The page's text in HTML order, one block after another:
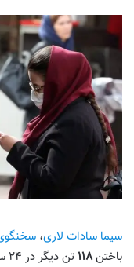
سیما سادات لاری،
باختن۱۱۸